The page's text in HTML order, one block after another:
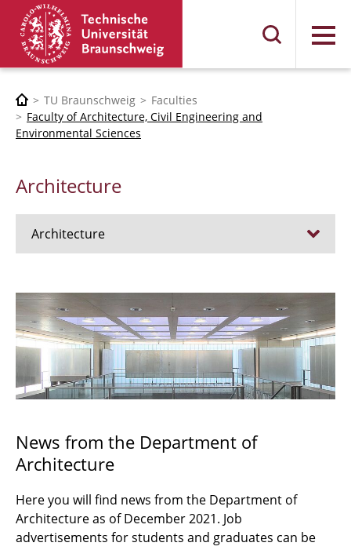
Menu
TU Braunschweig
Faculties
Faculty of Architecture, Civil Engineering and
Environmental Sciences
Architecture
Architecture
Admission procedure 2024
Bachelor Architecture
Bachelor Architecture+
Qualification profile
Semester Programme
Internationales
News from the Department of
Architecture
Here you will find news from the Department of
Architecture as of December 2021. Job
advertisements for students and graduates can be